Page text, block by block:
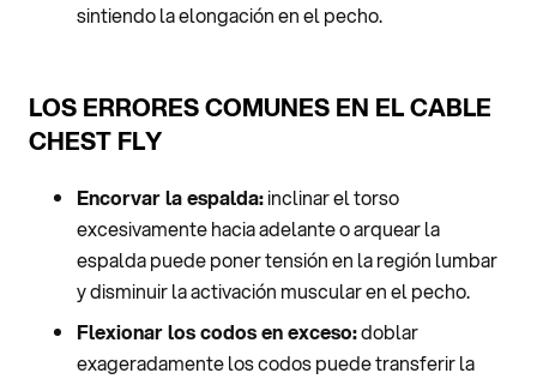
sintiendo la elongación en el pecho.
LOS ERRORES COMUNES EN EL CABLE
CHEST FLY
Encorvar la espalda:inclinar el torso
excesivamente hacia adelante o arquear la
espalda puede poner tensión en la región lumbar
y disminuir la activación muscular en el pecho.
Flexionar los codos en exceso:doblar
exageradamente los codos puede transferir la